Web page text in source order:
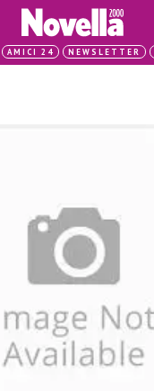
AMICI 24 NEWSLETTER